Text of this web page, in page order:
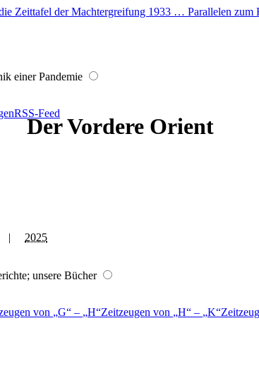
Zeittafel der Machtergreifung 1933 … Parallelen zum
einer Pandemie
RSS-Feed
| 2025
unsere Bücher
von G – H Zeitzeugen von H – K
Der Vordere Orient